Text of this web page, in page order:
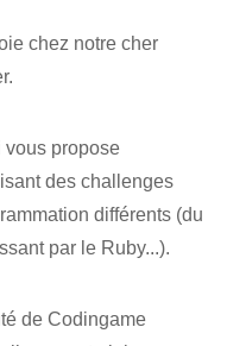
chez notre cher
vous propose
des challenges
différents (du
par le Ruby...).
de Codingame